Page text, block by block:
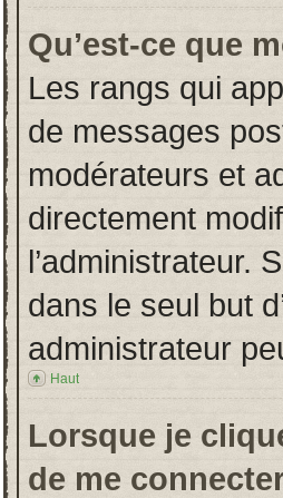
Qu’est-ce que
Les rangs qui
de messages
modérateurs et
directement
l’administrateur.
dans le seul but
administrateur
Haut
Lorsque je
de me